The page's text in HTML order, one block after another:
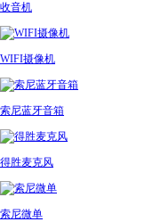
收音机
WIFI摄像机
索尼蓝牙音箱
得胜麦克风
索尼微单